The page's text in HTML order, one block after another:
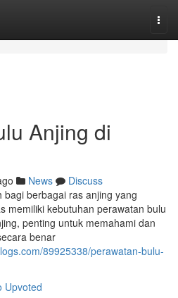
Anjing di
News
Discuss
berbagai ras anjing yang
memiliki kebutuhan perawatan bulu
penting untuk memahami dan
benar
89925338/perawatan-bulu-
Upvoted